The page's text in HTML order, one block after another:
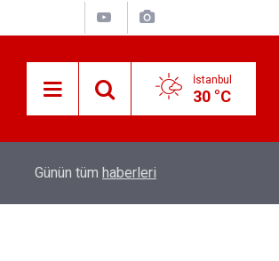
İstanbul
30 °C
Altın Uyarısı! Gram Altın mı Ons
Günün tüm haberleri